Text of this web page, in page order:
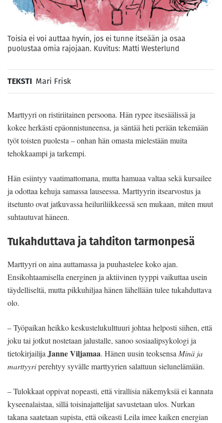
Toisia ei voi auttaa hyvin, jos ei tunne itseään ja osaa
puolustaa omia rajojaan. Kuvitus: Matti Westerlund
TEKSTI Mari Frisk
Marttyyri on ristiriitainen persoona. Hän rypee itsesäälissä ja
kokee herkästi epäonnistuneensa, ja säntää heti perään tekemään
työt toisten puolesta – onhan hän omasta mielestään muita
tehokkaampi ja tarkempi.
Hän esiintyy vaatimattomana, mutta hamuaa valtaa sekä kursailee
ja odottaa kehuja samassa lauseessa. Marttyyrin itsearvostus ja
itsetunto ovat jatkuvassa heiluriliikkeessä sen mukaan, miten muut
suhtautuvat häneen.
Tukahduttava ja tahditon tarmonpesä
Marttyyri on aina auttamassa ja puuhastelee koko ajan.
Ensikohtaamisella energinen ja aktiivinen tyyppi vaikuttaa usein
täydelliseltä, mutta pikkuhiljaa hänen lähellään tulee tukahduttava
olo.
– Työpaikan heikko keskustelukulttuuri johtaa helposti siihen, että
joku tai jotkut nostetaan jalustalle, sanoo sosiaalipsykologi ja
tietokirjailija Janne Viljamaa. Hänen uusin teoksensa Minä ja
marttyyriperehtyy syvälle marttyyrien salattuun sielunelämään.
– Tulokkaat oppivat nopeasti, että virallisia näkemyksiä ei kannata
kyseenalaistaa, sillä toisinajattelijat savustetaan ulos. Nurkan
takana saatetaan supista, että oikeasti Leila imee kaiken energian